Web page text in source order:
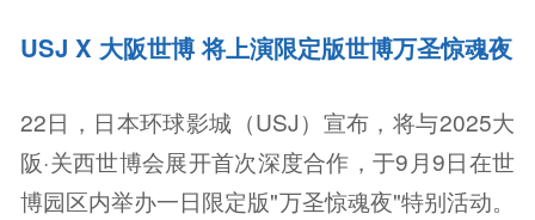
USJ X 大阪世博 将上演限定版世博万圣惊魂夜
22日，日本环球影城（USJ）宣布，将与2025大
阪·关西世博会展开首次深度合作，于9月9日在世
博园区内举办一日限定版"万圣惊魂夜"特别活动。